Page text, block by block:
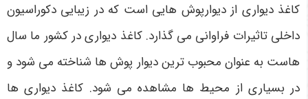
کاغذ دیواری از دیوارپوش هایی است که در زیبایی دکوراسیون
داخلی تاثیرات فراوانی می گذارد. کاغذ دیواری در کشور ما سال
هاست به عنوان محبوب ترین دیوار پوش ها شناخته می شود و
در بسیاری از محیط ها مشاهده می شود. کاغذ دیواری ها